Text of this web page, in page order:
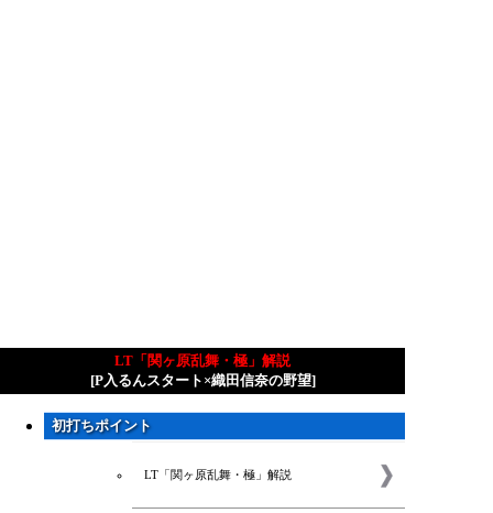
LT「関ヶ原乱舞・極」解説
[P入るんスタート×織田信奈の野望]
初打ちポイント
LT「関ヶ原乱舞・極」解説